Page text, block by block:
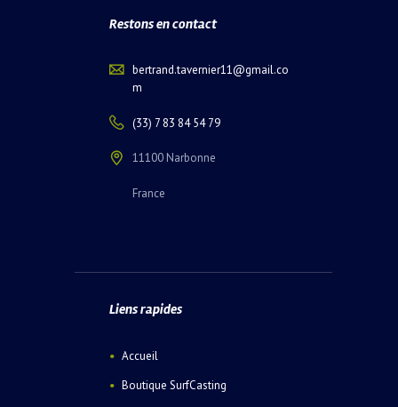
Restons en contact
bertrand.tavernier11@gmail.co
m
(33) 7 83 84 54 79
11100 Narbonne
France
Liens rapides
Accueil
Boutique SurfCasting